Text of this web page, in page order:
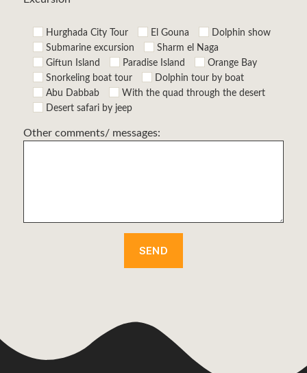
Hurghada City Tour El Gouna
Dolphin show
Submarine excursion
Sharm el Naga
Giftun Island
Paradise Island
Orange Bay
Snorkeling boat tour
Dolphin tour by boat
Abu Dabbab
With the quad through the desert
Desert safari by jeep
Other comments/ messages: